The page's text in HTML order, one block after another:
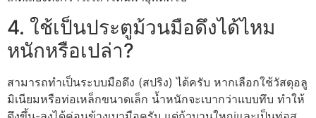
4. ใช้เป็นประตูม้วนมือดึงได้ไหม
หนักหรือเปล่า?
สามารถทำเป็นระบบมือดึง (สปริง) ได้ครับ หากเลือกใช้วัสดุอลู
มิเนียมหรือท่อเหล็กขนาดเล็ก น้ำหนักจะเบากว่าแบบทึบ ทำให้